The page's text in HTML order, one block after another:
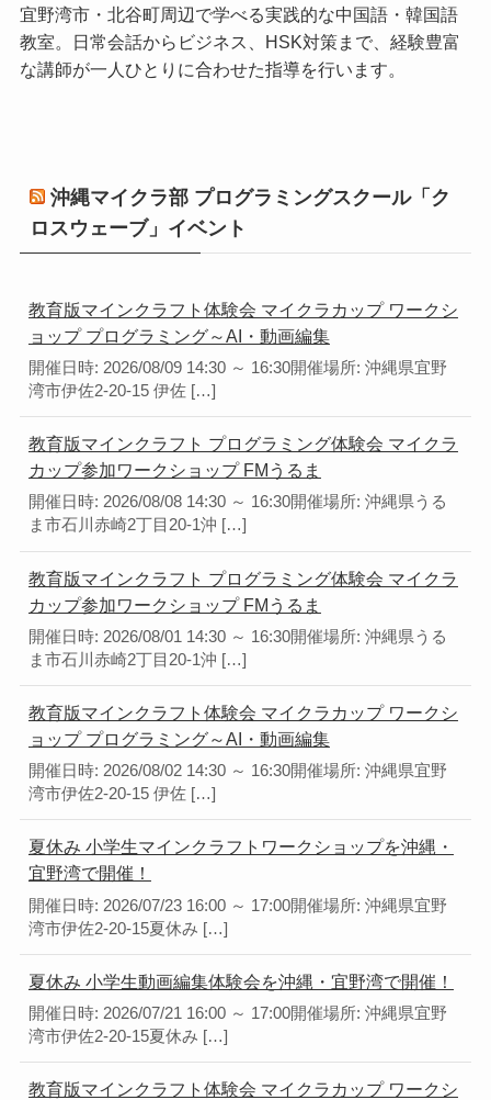
宜野湾市・北谷町周辺で学べる実践的な中国語・韓国語
教室。日常会話からビジネス、HSK対策まで、経験豊富
な講師が一人ひとりに合わせた指導を行います。
沖縄マイクラ部 プログラミングスクール「ク
ロスウェーブ」イベント
教育版マインクラフト体験会 マイクラカップ ワークシ
ョップ プログラミング～AI・動画編集
開催日時: 2026/08/09 14:30 ～ 16:30開催場所: 沖縄県宜野
湾市伊佐2-20-15 伊佐 […]
教育版マインクラフト プログラミング体験会 マイクラ
カップ参加ワークショップ FMうるま
開催日時: 2026/08/08 14:30 ～ 16:30開催場所: 沖縄県うる
ま市石川赤崎2丁目20-1沖 […]
教育版マインクラフト プログラミング体験会 マイクラ
カップ参加ワークショップ FMうるま
開催日時: 2026/08/01 14:30 ～ 16:30開催場所: 沖縄県うる
ま市石川赤崎2丁目20-1沖 […]
教育版マインクラフト体験会 マイクラカップ ワークシ
ョップ プログラミング～AI・動画編集
開催日時: 2026/08/02 14:30 ～ 16:30開催場所: 沖縄県宜野
湾市伊佐2-20-15 伊佐 […]
夏休み 小学生マインクラフトワークショップを沖縄・
宜野湾で開催！
開催日時: 2026/07/23 16:00 ～ 17:00開催場所: 沖縄県宜野
湾市伊佐2-20-15夏休み […]
夏休み 小学生動画編集体験会を沖縄・宜野湾で開催！
開催日時: 2026/07/21 16:00 ～ 17:00開催場所: 沖縄県宜野
湾市伊佐2-20-15夏休み […]
教育版マインクラフト体験会 マイクラカップ ワークシ